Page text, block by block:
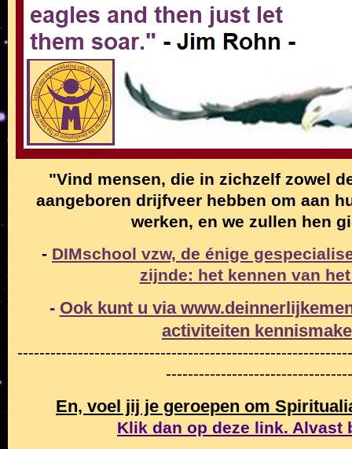
"Vind mensen, die in zichzelf zowel
aangeboren drijfveer hebben om aan
werken, en we zullen hen
- DIMschool vzw, de énige
zijnde: het kennen van
- Ook kunt u via
activiteiten
En, voel jij je geroepen om
Klik dan op deze link. Alvast